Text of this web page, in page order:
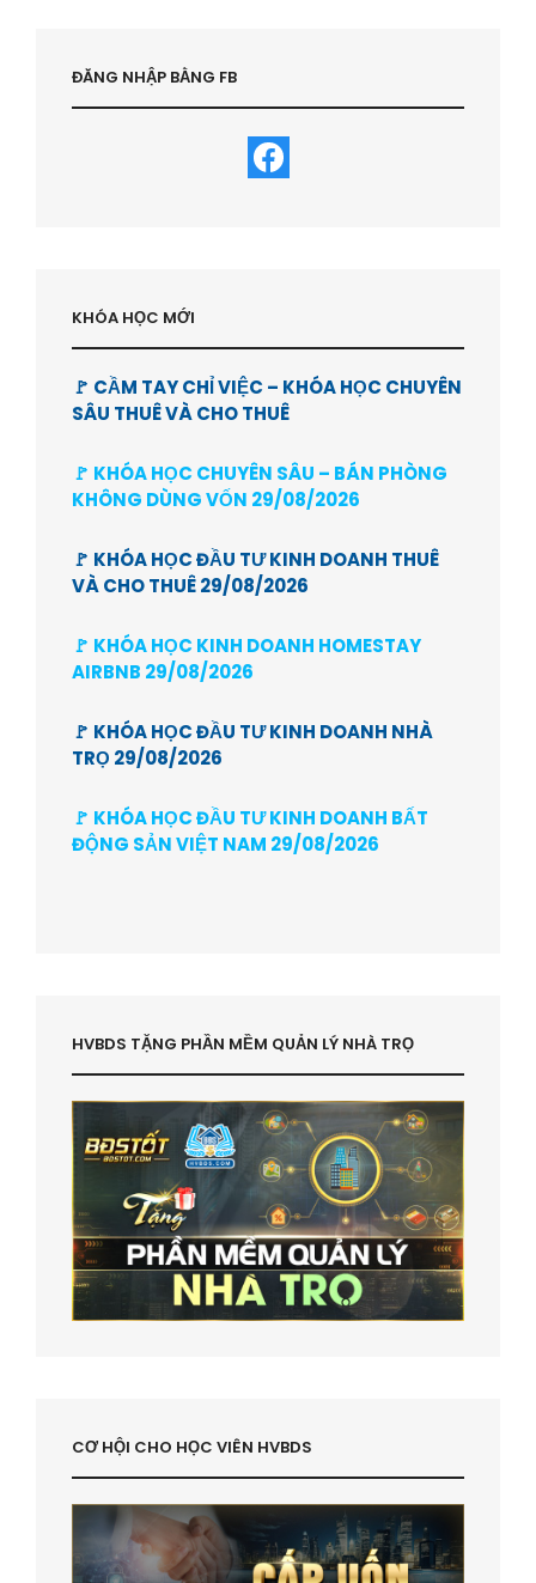
ĐĂNG NHẬP BẰNG FB
KHÓA HỌC MỚI
🚩 CẦM TAY CHỈ VIỆC – KHÓA HỌC CHUYÊN
SÂU THUÊ VÀ CHO THUÊ
🚩 KHÓA HỌC CHUYÊN SÂU – BÁN PHÒNG
KHÔNG DÙNG VỐN 29/08/2026
🚩 KHÓA HỌC ĐẦU TƯ KINH DOANH THUÊ
VÀ CHO THUÊ 29/08/2026
🚩 KHÓA HỌC KINH DOANH HOMESTAY
AIRBNB 29/08/2026
🚩 KHÓA HỌC ĐẦU TƯ KINH DOANH NHÀ
TRỌ 29/08/2026
🚩 KHÓA HỌC ĐẦU TƯ KINH DOANH BẤT
ĐỘNG SẢN VIỆT NAM 29/08/2026
HVBDS TẶNG PHẦN MỀM QUẢN LÝ NHÀ TRỌ
CƠ HỘI CHO HỌC VIÊN HVBDS